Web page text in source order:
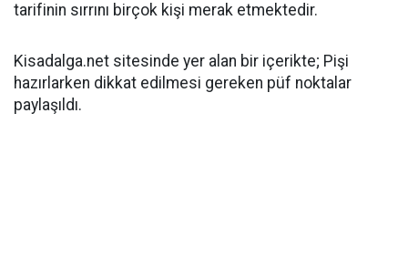
tarifinin sırrını birçok kişi merak etmektedir.
Kisadalga.net sitesinde yer alan bir içerikte; Pişi
hazırlarken dikkat edilmesi gereken püf noktalar
paylaşıldı.